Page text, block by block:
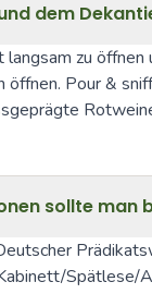
dem
zu
Pour &
sollte man
Spätlese/